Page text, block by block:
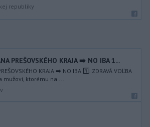
republiky
PREŠOVSKÉHO KRAJA ➡️ NO IBA 1️...
KRAJA ➡️ NO IBA 1️⃣. ZDRAVÁ VOĽBA
mužovi, ktorému na ...